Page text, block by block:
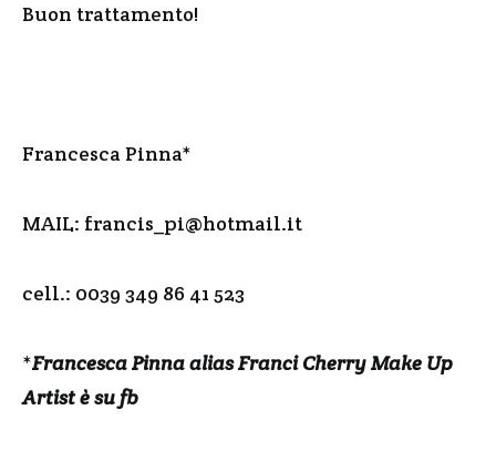
Buon trattamento!
Francesca Pinna*
MAIL: francis_pi@hotmail.it
cell.: 0039 349 86 41 523
*Francesca Pinna alias Franci Cherry Make Up
Artist è su fb